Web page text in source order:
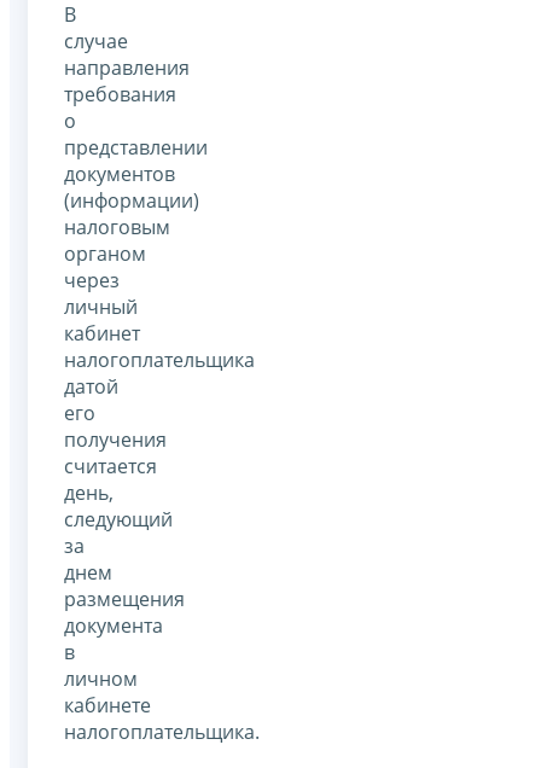
В
случае
направления
требования
о
представлении
документов
(информации)
налоговым
органом
через
личный
кабинет
налогоплательщика
датой
его
получения
считается
день,
следующий
за
днем
размещения
документа
в
личном
кабинете
налогоплательщика.